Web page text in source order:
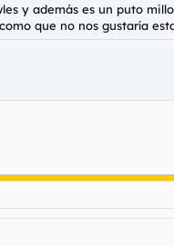
y además es un puto
que no nos gustaría